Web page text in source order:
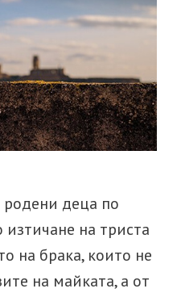
родени деца по
на триста
на брака, които не
на майката, а от